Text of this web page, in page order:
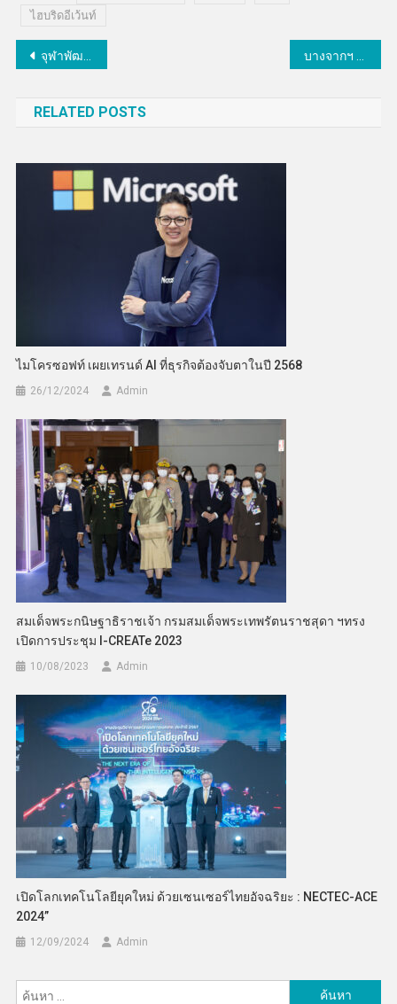
ไฮบริดอีเว้นท์
แนะแนว
จุฬาพัฒนา”เจลลี่สับปะรด โพรไบโอติกส์” เครื่องดื่มเพื่อสุขภาพผู้สูงวัย
RELATED POSTS
ไมโครซอฟท์ เผยเทรนด์ AI ที่ธุรกิจต้องจับตาในปี 2568
26/12/2024 Admin
สมเด็จพระกนิษฐาธิราชเจ้า กรมสมเด็จพระเทพรัตนราชสุดา ฯทรง
เปิดการประชุม I-CREATe 2023
10/08/2023 Admin
เปิดโลกเทคโนโลยียุคใหม่ ด้วยเซนเซอร์ไทยอัจฉริยะ : NECTEC-ACE
2024”
12/09/2024 Admin